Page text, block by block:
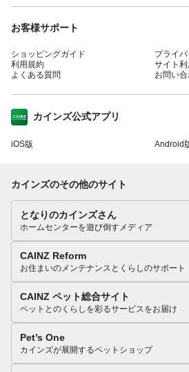
お客様サポート
ショッピングガイド
利用規約
よくある質問
プライ
サイト
お問い
カインズ公式アプリ
iOS版 Android
カインズのその他のサイト
となりのカインズさん
ホームセンターを遊び倒すメディア
CAINZ Reform
お住まいのメンテナンスとくらしのサポート
CAINZ ペット総合サイト
ペットとのくらしを彩るサービスをお届け
Pet’s One
カインズが展開するペットショップ